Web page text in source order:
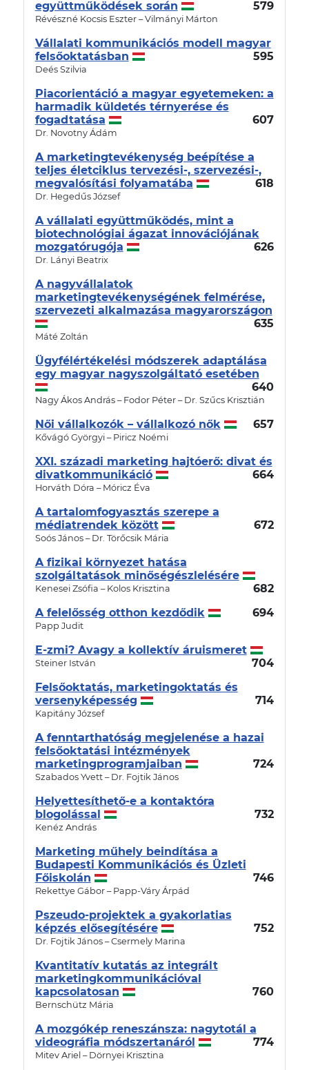
együttműködések során 579
Révészné Kocsis Eszter – Vilmányi Márton
Vállalati kommunikációs modell magyar
felsőoktatásban
595
Deés Szilvia
Piacorientáció a magyar egyetemeken: a
harmadik küldetés térnyerése és
fogadtatása
607
Dr. Novotny Ádám
A marketingtevékenység beépítése a
teljes életciklus tervezési-, szervezési-,
megvalósítási folyamatába
618
Dr. Hegedűs József
A vállalati együttműködés, mint a
biotechnológiai ágazat innovációjának
mozgatórugója
626
Dr. Lányi Beatrix
A nagyvállalatok
marketingtevékenységének felmérése,
szervezeti alkalmazása magyarországon
635
Máté Zoltán
Ügyfélértékelési módszerek adaptálása
egy magyar nagyszolgáltató esetében
640
Nagy Ákos András – Fodor Péter – Dr. Szűcs Krisztián
Női vállalkozók – vállalkozó nők 657
Kővágó Györgyi – Piricz Noémi
XXI. századi marketing hajtóerő: divat és
divatkommunikáció
664
Horváth Dóra – Móricz Éva
A tartalomfogyasztás szerepe a
médiatrendek között
672
Soós János – Dr. Törőcsik Mária
A fizikai környezet hatása
szolgáltatások minőségészlelésére
682
Kenesei Zsófia – Kolos Krisztina
A felelősség otthon kezdődik 694
Papp Judit
E-zmi? Avagy a kollektív áruismeret
704
Steiner István
Felsőoktatás, marketingoktatás és
versenyképesség
714
Kapitány József
A fenntarthatóság megjelenése a hazai
felsőoktatási intézmények
marketingprogramjaiban
724
Szabados Yvett – Dr. Fojtik János
Helyettesíthető-e a kontaktóra
blogolással
732
Kenéz András
Marketing műhely beindítása a
Budapesti Kommunikációs és Üzleti
Főiskolán
746
Rekettye Gábor – Papp-Váry Árpád
Pszeudo-projektek a gyakorlatias
képzés elősegítésére
752
Dr. Fojtik János – Csermely Marina
Kvantitatív kutatás az integrált
marketingkommunikációval
kapcsolatosan
760
Bernschütz Mária
A mozgókép reneszánsza: nagytotál a
videográfia módszertanáról
774
Mitev Ariel – Dörnyei Krisztina